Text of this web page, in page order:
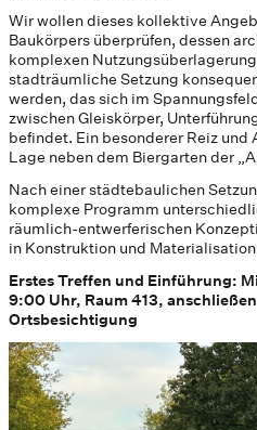
Wir wollen dieses kollektive
Baukörpers überprüfen, dessen
komplexen
stadträumliche Setzung
werden, das sich im
zwischen Gleiskörper,
befindet. Ein besonderer Reiz
Lage neben dem Biergarten der
Nach einer städtebaulichen
komplexe Programm
räumlich-entwerferischen
in Konstruktion und
Erstes Treffen und Einführung:
9:00 Uhr, Raum 413,
Ortsbesichtigung